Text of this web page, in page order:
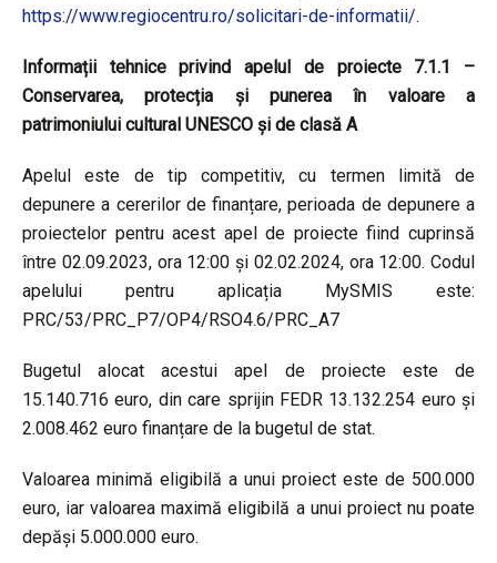
https://www.regiocentru.ro/solicitari-de-informatii/.
Informații tehnice privind apelul de proiecte 7.1.1 –
Conservarea, protecția și punerea în valoare a
patrimoniului cultural UNESCO și de clasă A
Apelul este de tip competitiv, cu termen limită de
depunere a cererilor de finanțare, perioada de depunere a
proiectelor pentru acest apel de proiecte fiind cuprinsă
între 02.09.2023, ora 12:00 și 02.02.2024, ora 12:00. Codul
apelului pentru aplicația MySMIS este:
PRC/53/PRC_P7/OP4/RSO4.6/PRC_A7
Bugetul alocat acestui apel de proiecte este de
15.140.716 euro, din care sprijin FEDR 13.132.254 euro și
2.008.462 euro finanțare de la bugetul de stat.
Valoarea minimă eligibilă a unui proiect este de 500.000
euro, iar valoarea maximă eligibilă a unui proiect nu poate
depăși 5.000.000 euro.